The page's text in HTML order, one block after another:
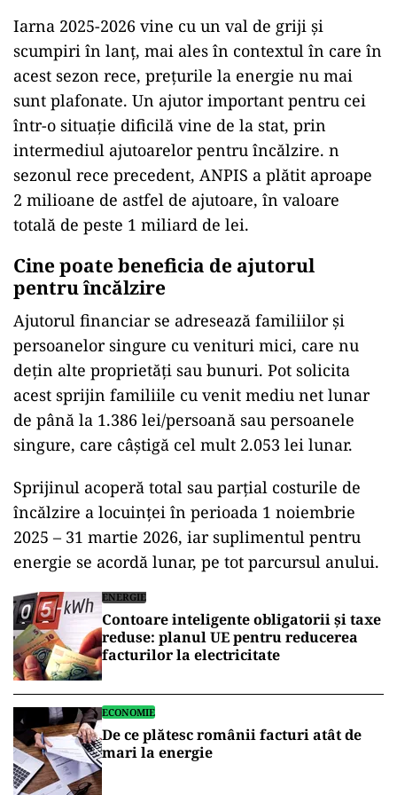
Iarna 2025-2026 vine cu un val de griji și
scumpiri în lanț, mai ales în contextul în care în
acest sezon rece, prețurile la energie nu mai
sunt plafonate. Un ajutor important pentru cei
într-o situație dificilă vine de la stat, prin
intermediul ajutoarelor pentru încălzire. n
sezonul rece precedent, ANPIS a plătit aproape
2 milioane de astfel de ajutoare, în valoare
totală de peste 1 miliard de lei.
Cine poate beneficia de ajutorul
pentru încălzire
Ajutorul financiar se adresează familiilor și
persoanelor singure cu venituri mici, care nu
dețin alte proprietăți sau bunuri. Pot solicita
acest sprijin familiile cu venit mediu net lunar
de până la 1.386 lei/persoană sau persoanele
singure, care câștigă cel mult 2.053 lei lunar.
Sprijinul acoperă total sau parțial costurile de
încălzire a locuinței în perioada 1 noiembrie
2025 – 31 martie 2026, iar suplimentul pentru
energie se acordă lunar, pe tot parcursul anului.
ENERGIE
Contoare inteligente obligatorii și taxe
reduse: planul UE pentru reducerea
facturilor la electricitate
ECONOMIE
De ce plătesc românii facturi atât de
mari la energie